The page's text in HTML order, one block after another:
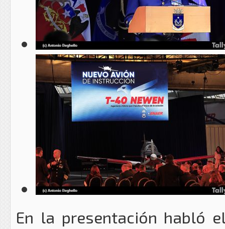
En la presentación habló